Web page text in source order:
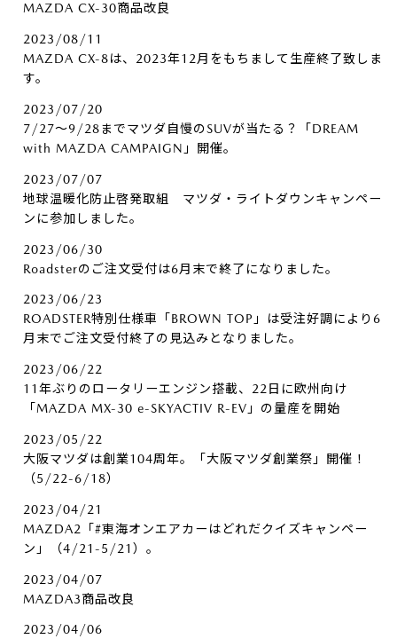
MAZDA CX-30商品改良
2023/08/11
MAZDA CX-8は、2023年12月をもちまして生産終了致しま
す。
2023/07/20
7/27～9/28までマツダ自慢のSUVが当たる？「DREAM
with MAZDA CAMPAIGN」開催。
2023/07/07
地球温暖化防止啓発取組 マツダ・ライトダウンキャンペー
ンに参加しました。
2023/06/30
Roadsterのご注文受付は6月末で終了になりました。
2023/06/23
ROADSTER特別仕様車「BROWN TOP」は受注好調により6
月末でご注文受付終了の見込みとなりました。
2023/06/22
11年ぶりのロータリーエンジン搭載、22日に欧州向け
「MAZDA MX-30 e-SKYACTIV R-EV」の量産を開始
2023/05/22
大阪マツダは創業104周年。「大阪マツダ創業祭」開催！
（5/22-6/18）
2023/04/21
MAZDA2「#東海オンエアカーはどれだクイズキャンペー
ン」（4/21-5/21）。
2023/04/07
MAZDA3商品改良
2023/04/06